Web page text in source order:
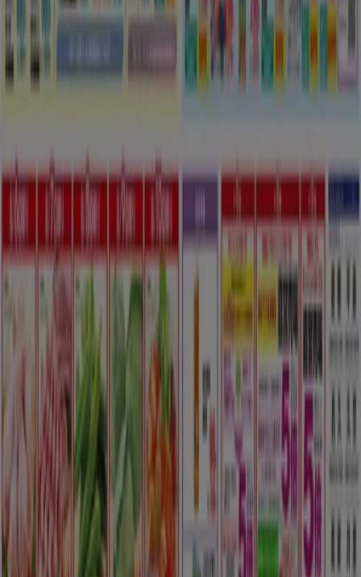
マルナカ
は四国を中心に展開しているスーパーマーケットチ
ェーンです。
グループのため電子マネーWAONが利
用できます。また、今月のイチオシ商品などリーズナブルな
価格商品がいっぱいです！
マルナカのメインページへ